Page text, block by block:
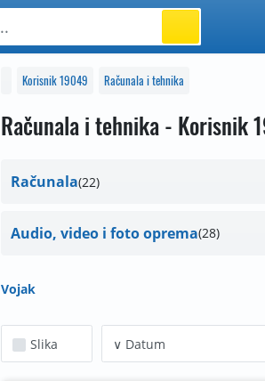
Korisnik 19049 Računala i tehnika
Računala i tehnika - Korisnik
Računala 22
Audio, video i foto oprema 28
Vojak
Slika